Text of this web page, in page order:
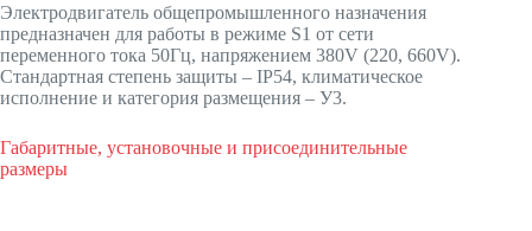
Электродвигатель общепромышленного назначения
предназначен для работы в режиме S1 от сети
переменного тока 50Гц, напряжением 380V (220, 660V).
Стандартная степень защиты – IP54, климатическое
исполнение и категория размещения – У3.
Габаритные, установочные и присоединительные
размеры